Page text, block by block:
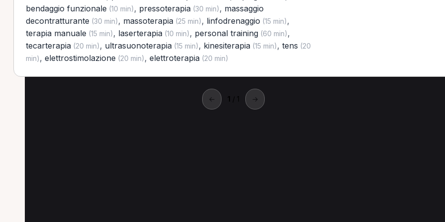
bendaggio funzionale (10 min), pressoterapia(30 min), massaggio
decontratturante (30 min), massoterapia(25 min), linfodrenaggio (15 min),
terapia manuale (15 min), laserterapia(10 min), personal training(60 min),
tecarterapia(20 min), ultrasuonoterapia(15 min), kinesiterapia(15 min), tens (20
min), elettrostimolazione (20 min), elettroterapia(20 min)
← 1 / 1 →